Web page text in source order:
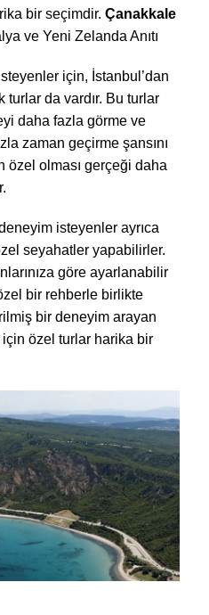
bir seçimdir. Çanakkale
ve Yeni Zelanda Anıtı
için, İstanbul’dan
da vardır. Bu turlar
daha fazla görme ve
zaman geçirme şansını
özel olması gerçeği daha
isteyenler ayrıca
seyahatler yapabilirler.
göre ayarlanabilir
bir rehberle birlikte
bir deneyim arayan
özel turlar harika bir